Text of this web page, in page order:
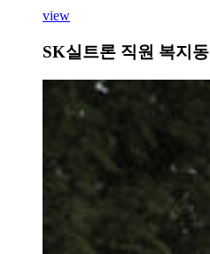
view
SK실트론 직원 복지동